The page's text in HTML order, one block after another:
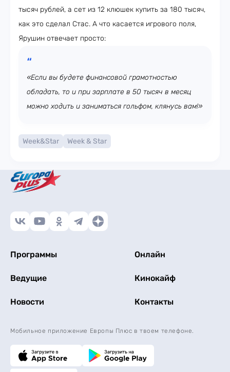
тысяч рублей, а сет из 12 клюшек купить за 180 тысяч,
как это сделал Стас. А что касается игрового поля,
Ярушин отвечает просто:
«Если вы будете финансовой грамотностью
обладать, то и при зарплате в 50 тысяч в месяц
можно ходить и заниматься гольфом, клянусь вам!»
Week&Star Week & Star
Программы Онлайн
Ведущие Кинокайф
Новости Контакты
Мобильное приложение Европы Плюс в твоем телефоне.